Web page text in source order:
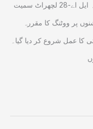
دوسرے مرحلے کے تحت مظفرآباد میں حلقہ ایل اے-28 لچھراٹ سمیت
پر ووٹنگ کا مقررہ
کا عمل شروع کر دیا گیا۔